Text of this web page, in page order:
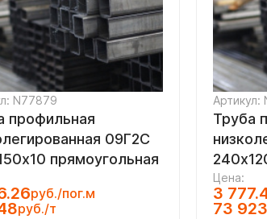
N77879
профильная
09Г2С
прямоугольная
руб./пог.м
руб./т
Артикул:
Труба
Цена:
3
73 923